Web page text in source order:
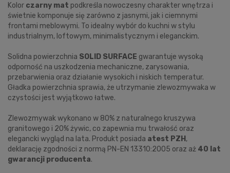
Kolor czarny mat podkreśla nowoczesny charakter wnętrza i
świetnie komponuje się zarówno z jasnymi, jak i ciemnymi
frontami meblowymi. To idealny wybór do kuchni w stylu
industrialnym, loftowym, minimalistycznym i eleganckim.
Solidna powierzchnia SOLID SURFACE gwarantuje wysoką
odporność na uszkodzenia mechaniczne, zarysowania,
przebarwienia oraz działanie wysokich i niskich temperatur.
Gładka powierzchnia sprawia, że utrzymanie zlewozmywaka w
czystości jest wyjątkowo łatwe.
Zlewozmywak wykonano w 80% z naturalnego kruszywa
granitowego i 20% żywic, co zapewnia mu trwałość oraz
elegancki wygląd na lata. Produkt posiada atest PZH ,
deklarację zgodności z normą PN-EN 13310:2005 oraz aż 40 lat
gwarancji producenta.